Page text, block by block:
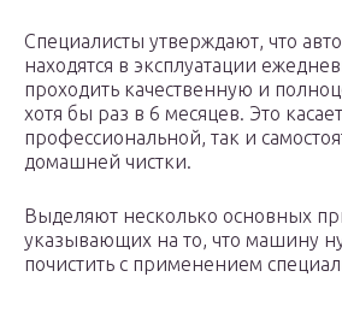
Специалисты утверждают, что
находятся в эксплуатации
проходить качественную и
хотя бы раз в 6 месяцев. Это
профессиональной, так и
домашней чистки.
Выделяют несколько основных
указывающих на то, что машину
почистить с применением